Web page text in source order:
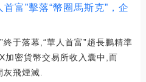
富”擊落“幣圈馬斯克”，企
于落幕,“華人首富”趙長鵬精準
加密貨幣交易所收入囊中,而
灰飛煙滅.